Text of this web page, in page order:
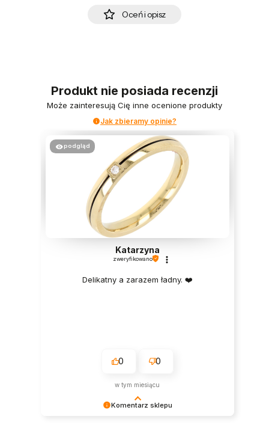
Oceń i opisz
Produkt nie posiada recenzji
Może zainteresują Cię inne ocenione produkty
Jak zbieramy opinie?
Komentarz sklepu
podgląd
Katarzyna
zweryfikowano
Delikatny a zarazem ładny. ❤️
0 0
w tym miesiącu